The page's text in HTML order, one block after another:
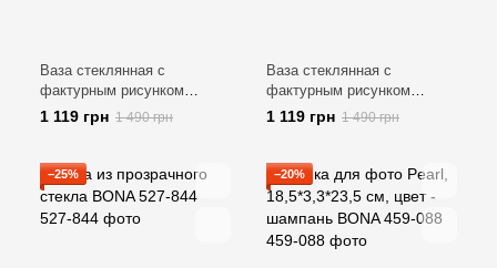
Ваза стеклянная с
фактурным рисунком
Ромашки, цвет - розовый
BONA 591-422
1 119 грн 1 490 грн
Ваза стеклянная с
фактурным рисунком
Ромашки, цвет — голубой
BONA 591-420
1 119 грн 1 490 грн
−25% −20%